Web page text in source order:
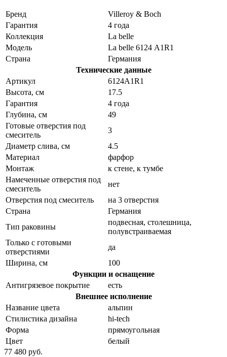
Бренд
Villeroy & Boch
Гарантия
4 года
Коллекция
La belle
Модель
La belle 6124 А1R1
Страна
Германия
Технические данные
Артикул
6124A1R1
Высота, см
17.5
Гарантия
4 года
Глубина, см
49
Готовые отверстия под
смеситель
3
Диаметр слива, см
4.5
Материал
фарфор
Монтаж
к стене, к тумбе
Намеченные отверстия под
смеситель
нет
Отверстия под смеситель
на 3 отверстия
Страна
Германия
Тип раковины
подвесная, столешница,
полувстраиваемая
Только с готовыми
отверстиями
да
Ширина, см
100
Функции и оснащение
Антигрязевое покрытие
есть
Внешнее исполнение
Название цвета
альпин
Стилистика дизайна
hi-tech
Форма
прямоугольная
Цвет
белый
77 480 руб.